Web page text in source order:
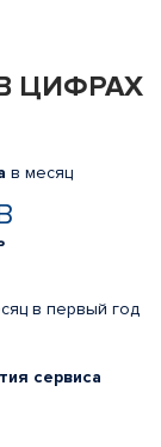
ЦИФРАХ
в месяц
в первый год
сервиса